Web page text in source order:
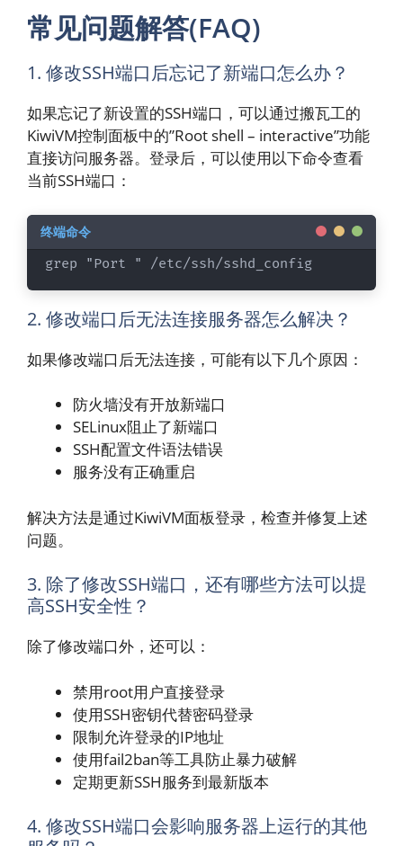
常见问题解答(FAQ)
1. 修改SSH端口后忘记了新端口怎么办？
如果忘记了新设置的SSH端口，可以通过搬瓦工的
KiwiVM控制面板中的”Root shell – interactive”功能
直接访问服务器。登录后，可以使用以下命令查看
当前SSH端口：
grep "Port " /etc/ssh/sshd_config
2. 修改端口后无法连接服务器怎么解决？
如果修改端口后无法连接，可能有以下几个原因：
防火墙没有开放新端口
SELinux阻止了新端口
SSH配置文件语法错误
服务没有正确重启
解决方法是通过KiwiVM面板登录，检查并修复上述
问题。
3. 除了修改SSH端口，还有哪些方法可以提
高SSH安全性？
除了修改端口外，还可以：
禁用root用户直接登录
使用SSH密钥代替密码登录
限制允许登录的IP地址
使用fail2ban等工具防止暴力破解
定期更新SSH服务到最新版本
4. 修改SSH端口会影响服务器上运行的其他